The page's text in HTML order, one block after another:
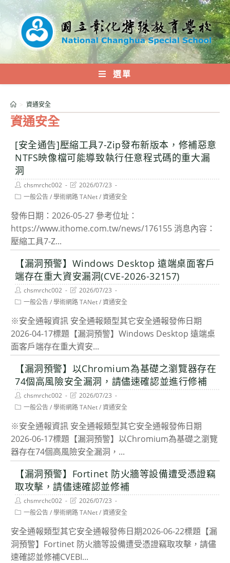
內
選單
資通安全
> 資通安全
[安全通告]壓縮工具7-Zip發布新版本，修補惡意
NTFS映像檔可能導致執行任意程式碼的重大漏
洞
Post
author:
chsmrchc002
Post
last
modified:
2026/07/23
Post一般公告/學術網路 TANet/資通安全
發佈日期：2026-05-27 參考位址：
https://www.ithome.com.tw/news/176155 消息內容：
壓縮工具7-Z...
【漏洞預警】Windows Desktop 遠端桌面客戶
端存在重大資安漏洞(CVE-2026-32157)
Post
author:
chsmrchc002
Post
last
modified:
2026/07/23
Post一般公告/學術網路 TANet/資通安全
※安全通報資訊 安全通報類型其它安全通報發佈日期
2026-04-17標題【漏洞預警】Windows Desktop 遠端桌
面客戶端存在重大資安...
【漏洞預警】以Chromium為基礎之瀏覽器存在
74個高風險安全漏洞，請儘速確認並進行修補
Post
author:
chsmrchc002
Post
last
modified:
2026/07/23
Post一般公告/學術網路 TANet/資通安全
※安全通報資訊 安全通報類型其它安全通報發佈日期
2026-06-17標題【漏洞預警】以Chromium為基礎之瀏覽
器存在74個高風險安全漏洞，...
【漏洞預警】Fortinet 防火牆等設備遭受憑證竊
取攻擊，請儘速確認並修補
Post
author:
chsmrchc002
Post
last
modified:
2026/07/23
Post一般公告/學術網路 TANet/資通安全
安全通報類型其它安全通報發佈日期2026-06-22標題【漏
洞預警】Fortinet 防火牆等設備遭受憑證竊取攻擊，請儘
速確認並修補CVEBI...